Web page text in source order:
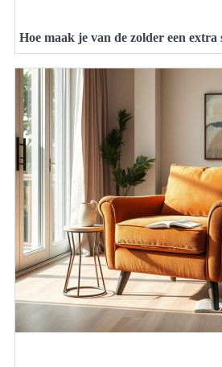
Hoe maak je van de zolder een extra